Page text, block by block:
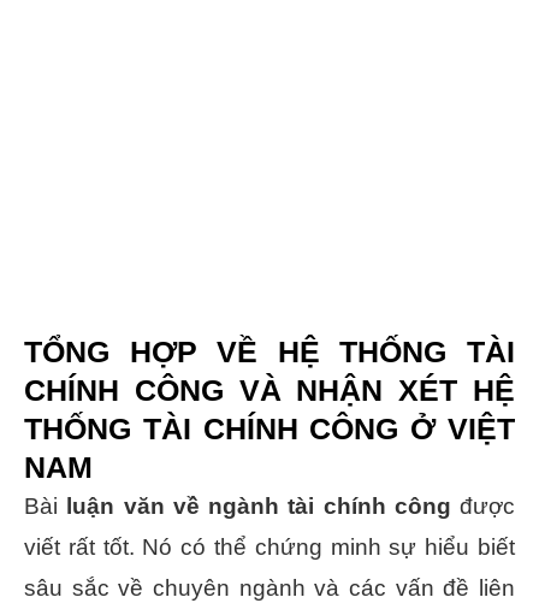
TỔNG HỢP VỀ HỆ THỐNG TÀI
CHÍNH CÔNG VÀ NHẬN XÉT HỆ
THỐNG TÀI CHÍNH CÔNG Ở VIỆT
NAM
Bài luận văn về ngành tài chính công được
viết rất tốt. Nó có thể chứng minh sự hiểu biết
sâu sắc về chuyên ngành và các vấn đề liên